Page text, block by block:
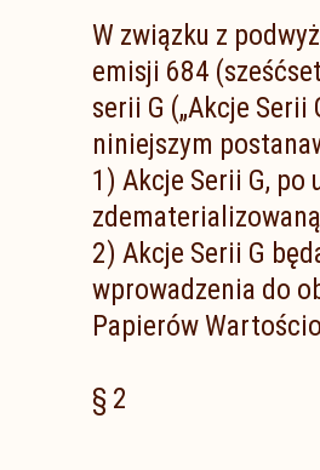
W związku z
emisji 684
serii G („Akcje Serii
niniejszym
1) Akcje Serii G,
2) Akcje Serii G
wprowadzenia do
Papierów
§ 2